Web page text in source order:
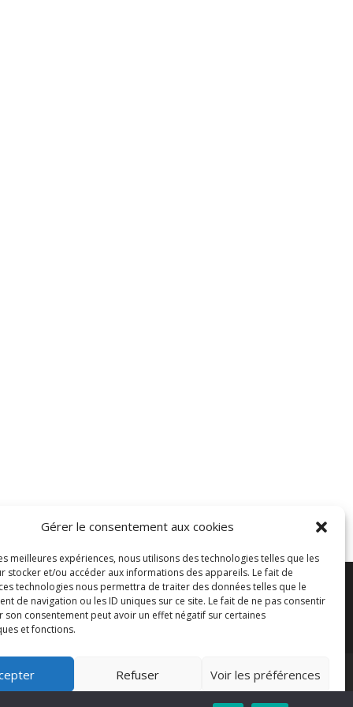
Gérer le consentement aux cookies
meilleures expériences, nous utilisons des technologies telles que les
stocker et/ou accéder aux informations des appareils. Le fait de
technologies nous permettra de traiter des données telles que le
de navigation ou les ID uniques sur ce site. Le fait de ne pas consentir
son consentement peut avoir un effet négatif sur certaines
et fonctions.
Refuser Voir les préférences